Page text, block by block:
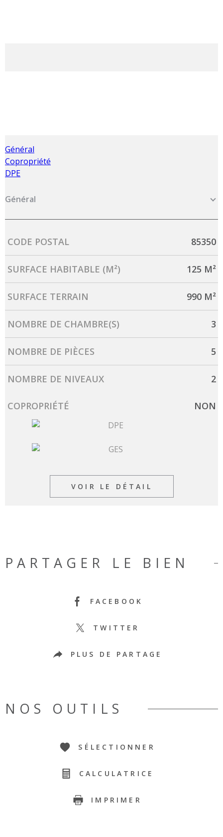
Général
Copropriété
DPE
Général
Caractérisque Valeurs
CODE POSTAL 85350
SURFACE HABITABLE (M²) 125 M²
SURFACE TERRAIN 990 M²
NOMBRE DE CHAMBRE(S) 3
NOMBRE DE PIÈCES 5
NOMBRE DE NIVEAUX 2
Caractérisque Valeurs
COPROPRIÉTÉ NON
VOIR LE DÉTAIL
PARTAGER LE BIEN
FACEBOOK
TWITTER
PLUS DE PARTAGE
NOS OUTILS
SÉLECTIONNER
CALCULATRICE
IMPRIMER